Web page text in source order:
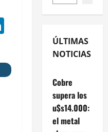
ÚLTIMAS
NOTICIAS
Cobre
supera los
u$s14.000:
el metal